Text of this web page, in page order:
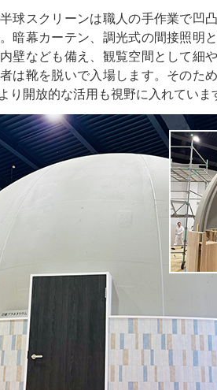
球スクリーンは職人の手作業で凹
暗幕カーテン、調光式の間接照明
壁なども備え、観覧空間として細
は靴を脱いで入場します。そのた
り開放的な活用も視野に入れていま